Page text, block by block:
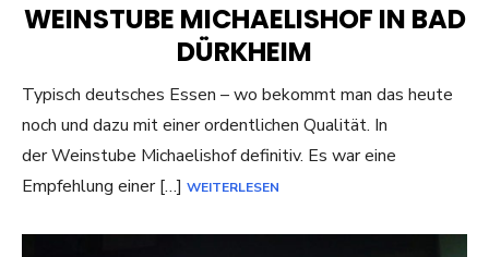
WEINSTUBE MICHAELISHOF IN BAD
DÜRKHEIM
Typisch deutsches Essen – wo bekommt man das heute
noch und dazu mit einer ordentlichen Qualität. In
der Weinstube Michaelishof definitiv. Es war eine
Empfehlung einer […] WEITERLESEN